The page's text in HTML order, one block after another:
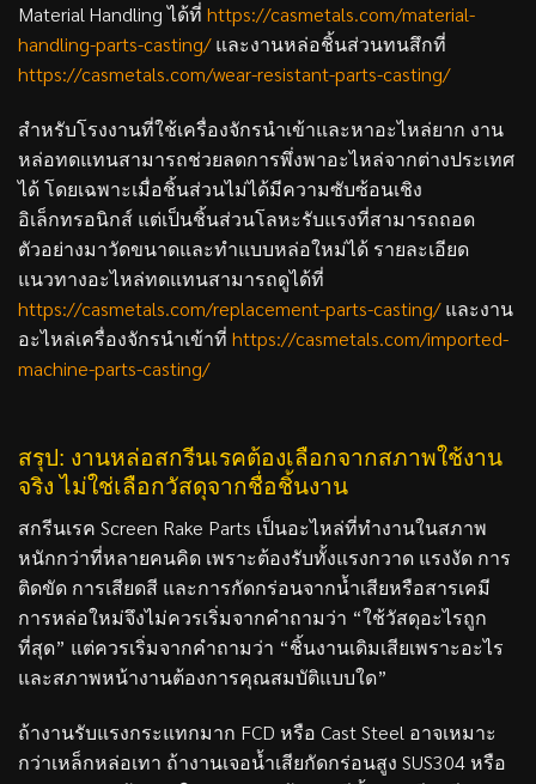
Material Handling ได้ที่ https://casmetals.com/material-
handling-parts-casting/และงานหล่อชิ้นส่วนทนสึกที่
https://casmetals.com/wear-resistant-parts-casting/
สำหรับโรงงานที่ใช้เครื่องจักรนำเข้าและหาอะไหล่ยาก งาน
หล่อทดแทนสามารถช่วยลดการพึ่งพาอะไหล่จากต่างประเทศ
ได้ โดยเฉพาะเมื่อชิ้นส่วนไม่ได้มีความซับซ้อนเชิง
อิเล็กทรอนิกส์ แต่เป็นชิ้นส่วนโลหะรับแรงที่สามารถถอด
ตัวอย่างมาวัดขนาดและทำแบบหล่อใหม่ได้ รายละเอียด
แนวทางอะไหล่ทดแทนสามารถดูได้ที่
https://casmetals.com/replacement-parts-casting/และงาน
อะไหล่เครื่องจักรนำเข้าที่ https://casmetals.com/imported-
machine-parts-casting/
สรุป: งานหล่อสกรีนเรคต้องเลือกจากสภาพใช้งาน
จริง ไม่ใช่เลือกวัสดุจากชื่อชิ้นงาน
สกรีนเรค Screen Rake Parts เป็นอะไหล่ที่ทำงานในสภาพ
หนักกว่าที่หลายคนคิด เพราะต้องรับทั้งแรงกวาด แรงงัด การ
ติดขัด การเสียดสี และการกัดกร่อนจากน้ำเสียหรือสารเคมี
การหล่อใหม่จึงไม่ควรเริ่มจากคำถามว่า “ใช้วัสดุอะไรถูก
ที่สุด” แต่ควรเริ่มจากคำถามว่า “ชิ้นงานเดิมเสียเพราะอะไร
และสภาพหน้างานต้องการคุณสมบัติแบบใด”
ถ้างานรับแรงกระแทกมาก FCD หรือ Cast Steel อาจเหมาะ
กว่าเหล็กหล่อเทา ถ้างานเจอน้ำเสียกัดกร่อนสูง SUS304 หรือ